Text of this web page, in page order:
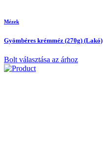
Mézek
Gyömbéres krémméz (270g) (Lakó)
Bolt választása az árhoz